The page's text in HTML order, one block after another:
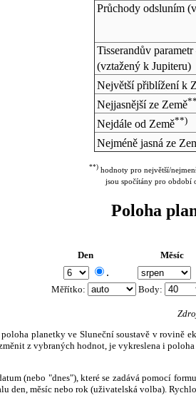
Průchody odsluním (v
Tisserandův parametr
(vztažený k Jupiteru)
Největší přiblížení k
Nejjasnější ze Země
Nejdále od Země**)
Nejméně jasná ze
**) hodnoty pro největší/
jsou spočítány pro období
Poloha
Den Měsíc
.
Měřítko: Body:
planetky ve Sluneční soustavě v
z vybraných hodnot, je vykreslena i
(nebo "dnes"), které se zadává pomocí
den, měsíc nebo rok (uživatelská volba).